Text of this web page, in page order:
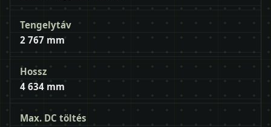
Tengelytáv
2 767 mm
Hossz
4 634 mm
Max. DC töltés